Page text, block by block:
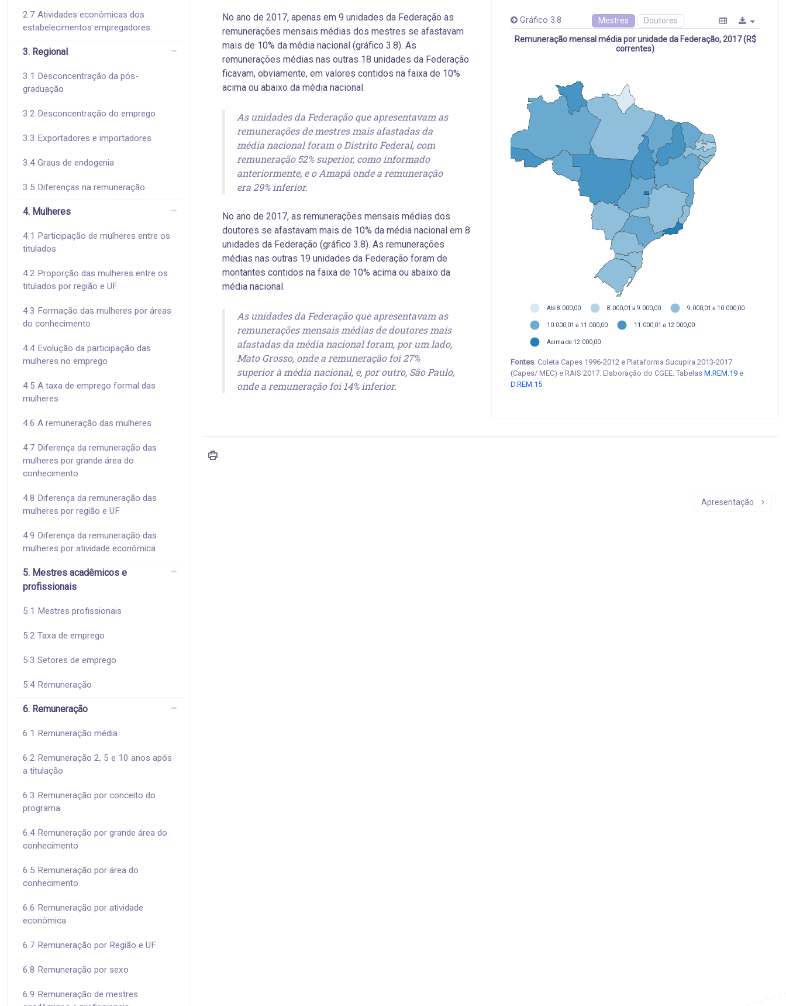
2.7 Atividades econômicas dos
estabelecimentos empregadores
3. Regional
3.1 Desconcentração da pós-
graduação
3.2 Desconcentração do emprego
3.3 Exportadores e importadores
3.4 Graus de endogenia
3.5 Diferenças na remuneração
4. Mulheres
4.1 Participação de mulheres entre os
titulados
4.2 Proporção das mulheres entre os
titulados por região e UF
4.3 Formação das mulheres por áreas
do conhecimento
4.4 Evolução da participação das
mulheres no emprego
4.5 A taxa de emprego formal das
mulheres
4.6 A remuneração das mulheres
4.7 Diferença da remuneração das
mulheres por grande área do
conhecimento
4.8 Diferença da remuneração das
mulheres por região e UF
4.9 Diferença da remuneração das
mulheres por atividade econômica
5. Mestres acadêmicos e
profissionais
5.1 Mestres profissionais
5.2 Taxa de emprego
5.3 Setores de emprego
5.4 Remuneração
6. Remuneração
6.1 Remuneração média
6.2 Remuneração 2, 5 e 10 anos após
a titulação
6.3 Remuneração por conceito do
programa
6.4 Remuneração por grande área do
conhecimento
6.5 Remuneração por área do
conhecimento
6.6 Remuneração por atividade
econômica
6.7 Remuneração por Região e UF
6.8 Remuneração por sexo
6.9 Remuneração de mestres
No ano de 2017, apenas em 9 unidades da Federação as
remunerações mensais médias dos mestres se afastavam
mais de 10% da média nacional (gráfico 3.8). As
remunerações médias nas outras 18 unidades da Federação
ficavam, obviamente, em valores contidos na faixa de 10%
acima ou abaixo da média nacional.
As unidades da Federação que apresentavam as
remunerações de mestres mais afastadas da
média nacional foram o Distrito Federal, com
remuneração 52% superior, como informado
anteriormente, e o Amapá onde a remuneração
era 29% inferior.
No ano de 2017, as remunerações mensais médias dos
doutores se afastavam mais de 10% da média nacional em 8
unidades da Federação (gráfico 3.8). As remunerações
médias nas outras 19 unidades da Federação foram de
montantes contidos na faixa de 10% acima ou abaixo da
média nacional.
As unidades da Federação que apresentavam as
remunerações mensais médias de doutores mais
afastadas da média nacional foram, por um lado,
Mato Grosso, onde a remuneração foi 27%
superior à média nacional, e, por outro, São Paulo,
onde a remuneração foi 14% inferior.
Gráfico 3.8 Mestres Doutores
Remuneração mensal média por unidade da Federação, 2017 (R$
correntes)
Até 8.000,00 8.000,01 a 9.000,00 9.000,01 a 10.000,00
10.000,01 a 11.000,00 11.000,01 a 12.000,00
Acima de 12.000,00
Fontes: Coleta Capes 1996-2012 e Plataforma Sucupira 2013-2017
(Capes/ MEC) e RAIS 2017. Elaboração do CGEE. Tabelas M.REM.19 e
D.REM.15
Apresentação